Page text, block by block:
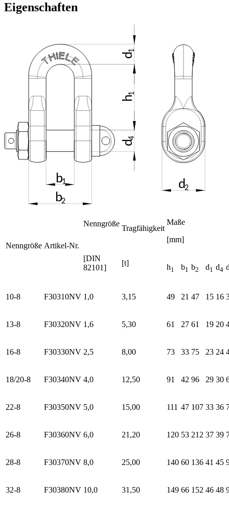
Eigenschaften
Nenngröße Artikel-Nr.
Nenngröße
[DIN
82101]
Tragfähigkeit
[t]
Maße
[mm]
h1 b1 b2 d1 d4
10-8 F30310NV 1,0 3,15 49 21 47 15 16
13-8 F30320NV 1,6 5,30 61 27 61 19 20
16-8 F30330NV 2,5 8,00 73 33 75 23 24
18/20-8 F30340NV 4,0 12,50 91 42 96 29 30
22-8 F30350NV 5,0 15,00 111 47 107 33 36
26-8 F30360NV 6,0 21,20 120 53 212 37 39
28-8 F30370NV 8,0 25,00 140 60 136 41 45
32-8 F30380NV 10,0 31,50 149 66 152 46 48